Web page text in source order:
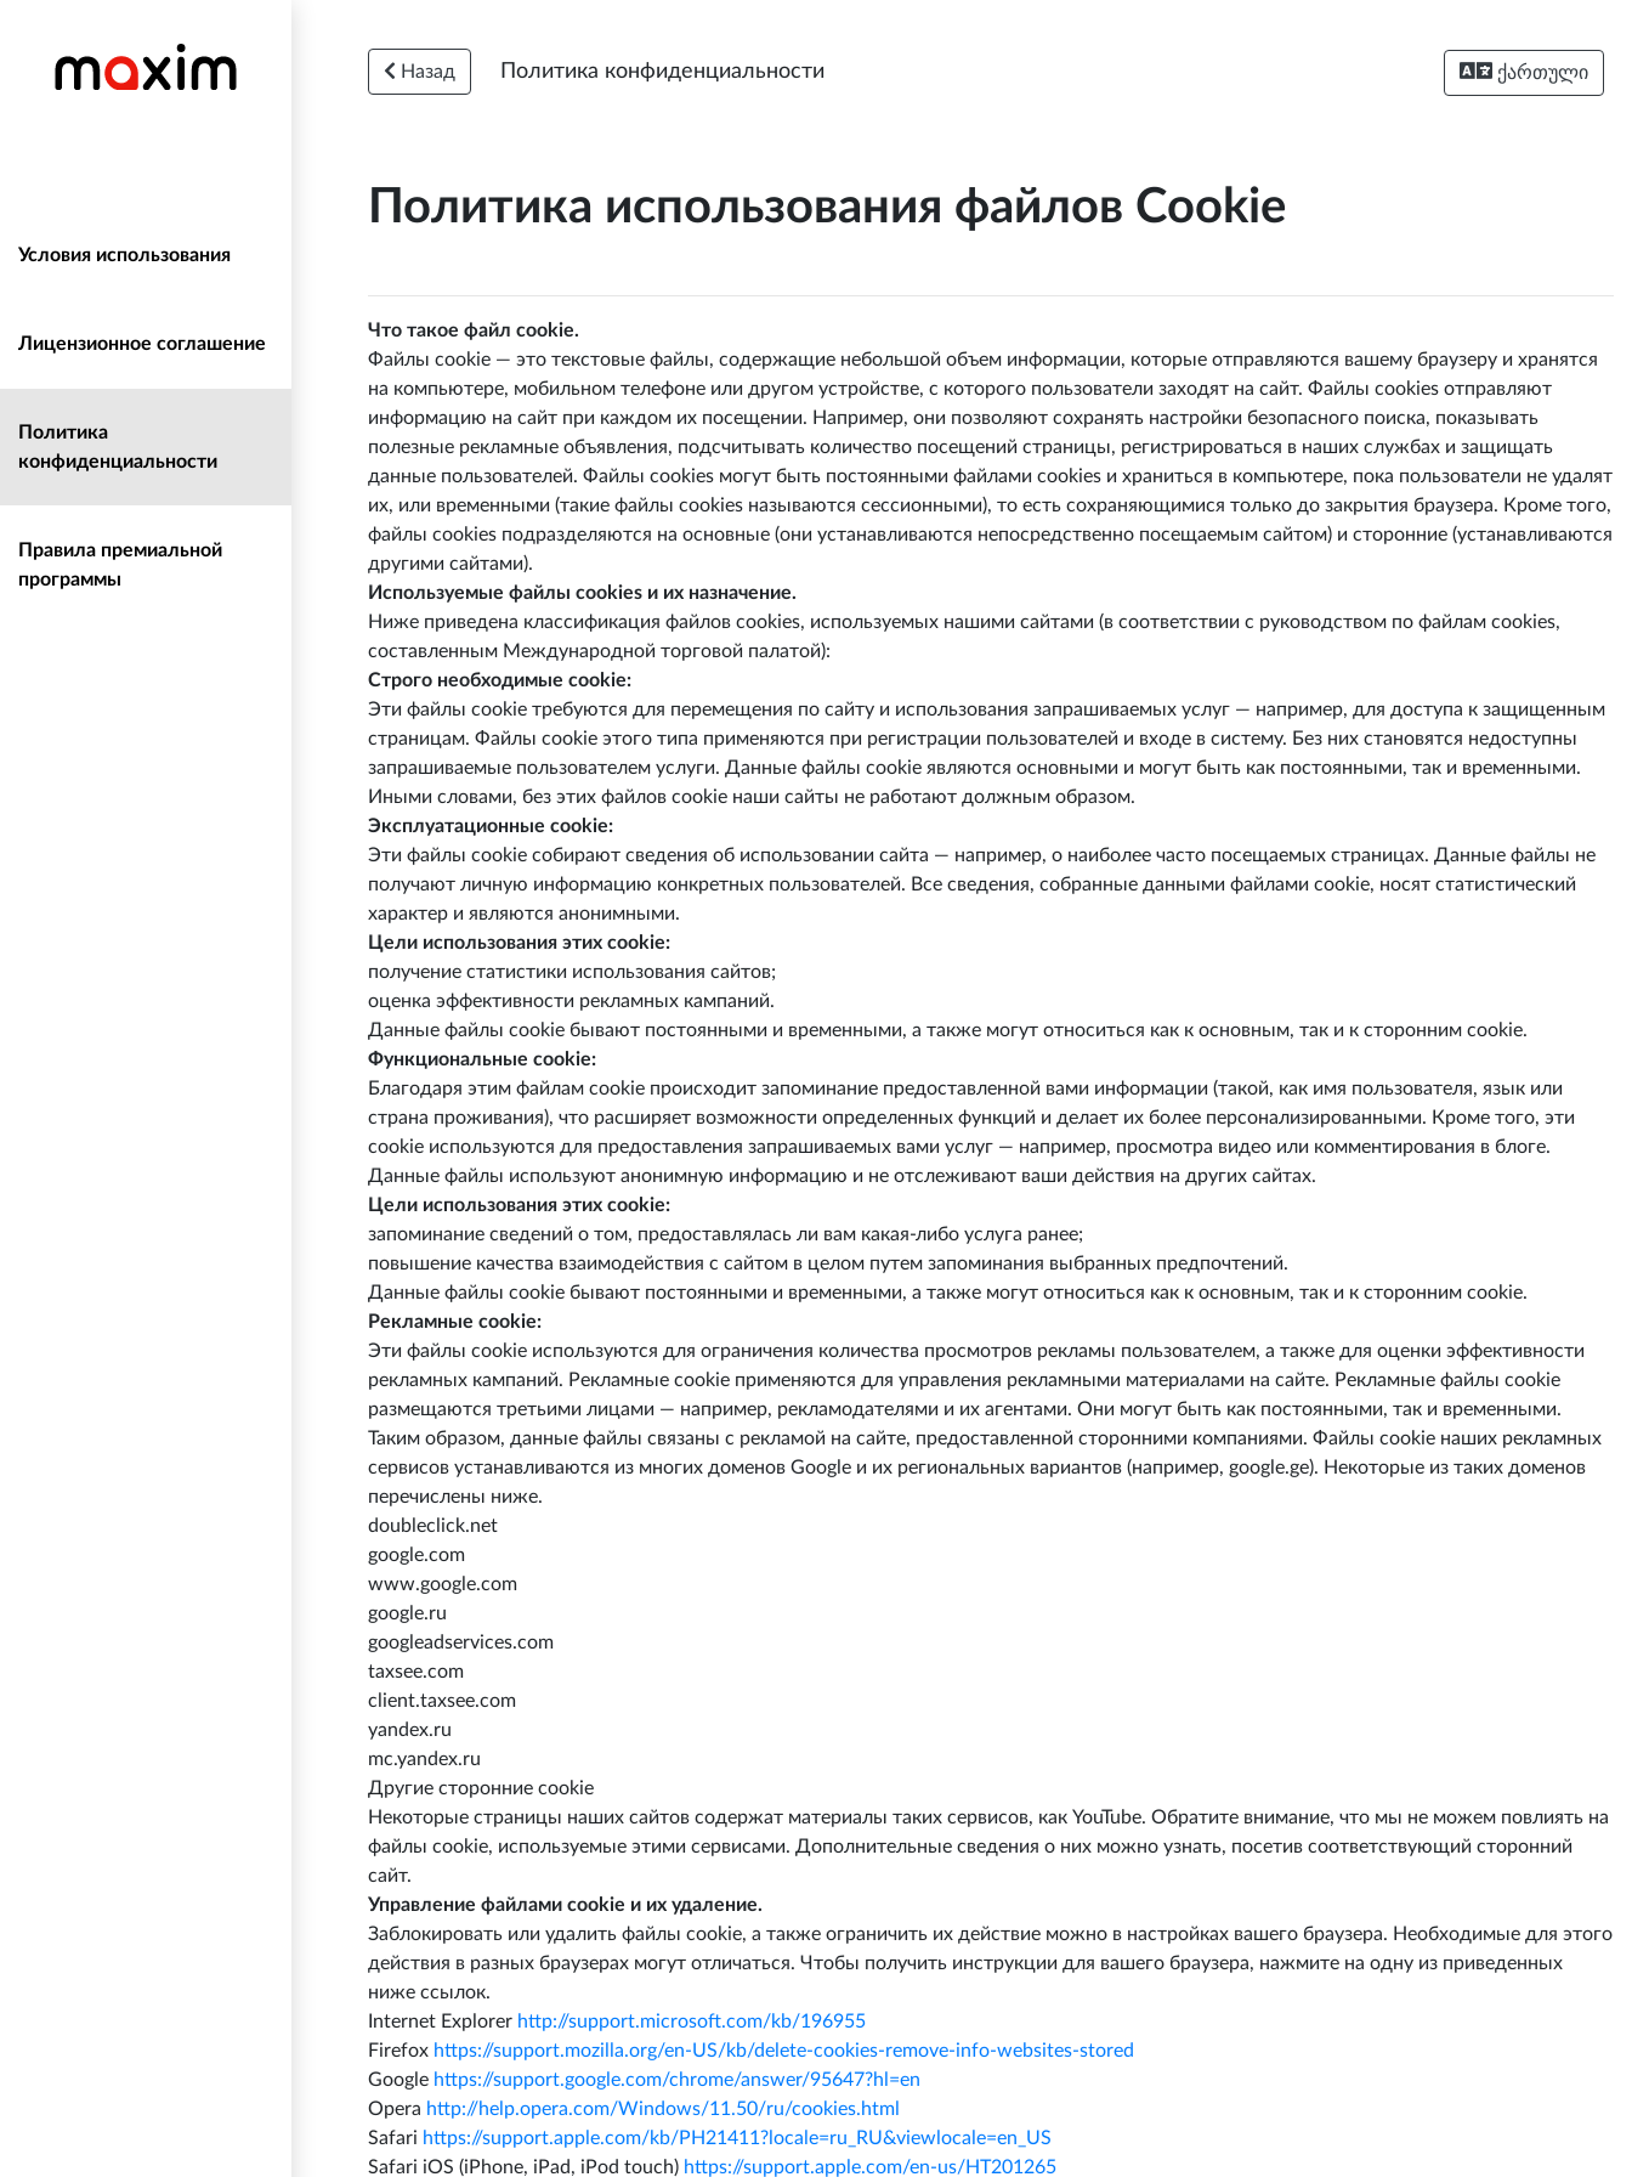
Условия использования
Лицензионное соглашение
Политика
конфиденциальности
Правила премиальной
программы
Назад Политика конфиденциальности ქართული
Политика использования файлов Cookie
Что такое файл cookie.
Файлы cookie — это текстовые файлы, содержащие небольшой объем информации, которые отправляются вашему браузеру и хранятся
на компьютере, мобильном телефоне или другом устройстве, с которого пользователи заходят на сайт. Файлы cookies отправляют
информацию на сайт при каждом их посещении. Например, они позволяют сохранять настройки безопасного поиска, показывать
полезные рекламные объявления, подсчитывать количество посещений страницы, регистрироваться в наших службах и защищать
данные пользователей. Файлы cookies могут быть постоянными файлами cookies и храниться в компьютере, пока пользователи не удалят
их, или временными (такие файлы cookies называются сессионными), то есть сохраняющимися только до закрытия браузера. Кроме того,
файлы cookies подразделяются на основные (они устанавливаются непосредственно посещаемым сайтом) и сторонние (устанавливаются
другими сайтами).
Используемые файлы cookies и их назначение.
Ниже приведена классификация файлов cookies, используемых нашими сайтами (в соответствии с руководством по файлам cookies,
составленным Международной торговой палатой):
Строго необходимые cookie:
Эти файлы cookie требуются для перемещения по сайту и использования запрашиваемых услуг — например, для доступа к защищенным
страницам. Файлы cookie этого типа применяются при регистрации пользователей и входе в систему. Без них становятся недоступны
запрашиваемые пользователем услуги. Данные файлы cookie являются основными и могут быть как постоянными, так и временными.
Иными словами, без этих файлов cookie наши сайты не работают должным образом.
Эксплуатационные cookie:
Эти файлы cookie собирают сведения об использовании сайта — например, о наиболее часто посещаемых страницах. Данные файлы не
получают личную информацию конкретных пользователей. Все сведения, собранные данными файлами cookie, носят статистический
характер и являются анонимными.
Цели использования этих cookie:
получение статистики использования сайтов;
оценка эффективности рекламных кампаний.
Данные файлы cookie бывают постоянными и временными, а также могут относиться как к основным, так и к сторонним cookie.
Функциональные cookie:
Благодаря этим файлам cookie происходит запоминание предоставленной вами информации (такой, как имя пользователя, язык или
страна проживания), что расширяет возможности определенных функций и делает их более персонализированными. Кроме того, эти
cookie используются для предоставления запрашиваемых вами услуг — например, просмотра видео или комментирования в блоге.
Данные файлы используют анонимную информацию и не отслеживают ваши действия на других сайтах.
Цели использования этих cookie:
запоминание сведений о том, предоставлялась ли вам какая-либо услуга ранее;
повышение качества взаимодействия с сайтом в целом путем запоминания выбранных предпочтений.
Данные файлы cookie бывают постоянными и временными, а также могут относиться как к основным, так и к сторонним cookie.
Рекламные cookie:
Эти файлы cookie используются для ограничения количества просмотров рекламы пользователем, а также для оценки эффективности
рекламных кампаний. Рекламные cookie применяются для управления рекламными материалами на сайте. Рекламные файлы cookie
размещаются третьими лицами — например, рекламодателями и их агентами. Они могут быть как постоянными, так и временными.
Таким образом, данные файлы связаны с рекламой на сайте, предоставленной сторонними компаниями. Файлы cookie наших рекламных
сервисов устанавливаются из многих доменов Google и их региональных вариантов (например, google.ge). Некоторые из таких доменов
перечислены ниже.
doubleclick.net
google.com
www.google.com
google.ru
googleadservices.com
taxsee.com
client.taxsee.com
yandex.ru
mc.yandex.ru
Другие сторонние cookie
Некоторые страницы наших сайтов содержат материалы таких сервисов, как YouTube. Обратите внимание, что мы не можем повлиять на
файлы cookie, используемые этими сервисами. Дополнительные сведения о них можно узнать, посетив соответствующий сторонний
сайт.
Управление файлами cookie и их удаление.
Заблокировать или удалить файлы cookie, а также ограничить их действие можно в настройках вашего браузера. Необходимые для этого
действия в разных браузерах могут отличаться. Чтобы получить инструкции для вашего браузера, нажмите на одну из приведенных
ниже ссылок.
Internet Explorer http://support.microsoft.com/kb/196955
Firefox https://support.mozilla.org/en-US/kb/delete-cookies-remove-info-websites-stored
Google https://support.google.com/chrome/answer/95647?hl=en
Opera http://help.opera.com/Windows/11.50/ru/cookies.html
Safari https://support.apple.com/kb/PH21411?locale=ru_RU&viewlocale=en_US
Safari iOS (iPhone, iPad, iPod touch) https://support.apple.com/en-us/HT201265